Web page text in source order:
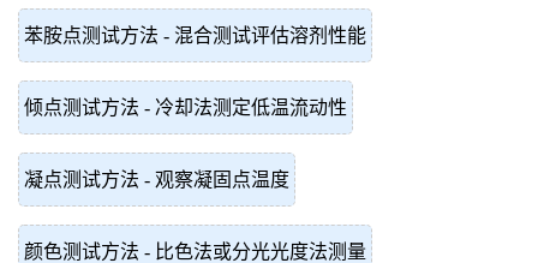
苯胺点测试方法 - 混合测试评估溶剂性能
倾点测试方法 - 冷却法测定低温流动性
凝点测试方法 - 观察凝固点温度
颜色测试方法 - 比色法或分光光度法测量